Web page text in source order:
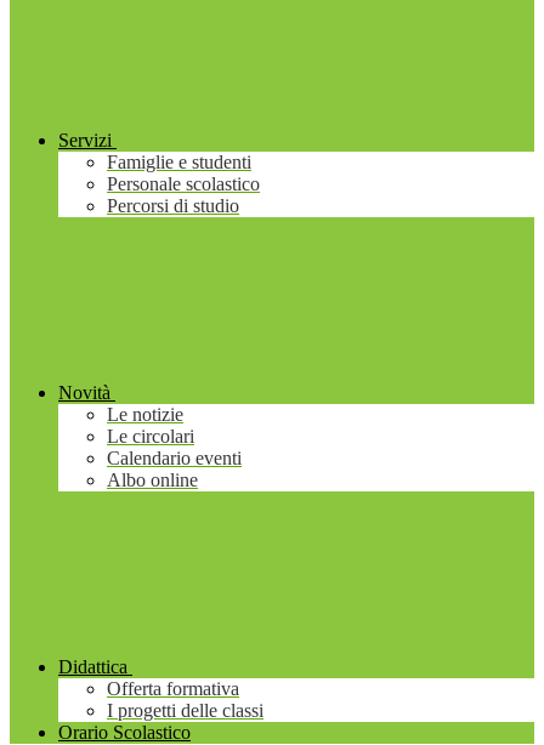
Servizi
Famiglie e studenti
Personale scolastico
Percorsi di studio
Novità
Le notizie
Le circolari
Calendario eventi
Albo online
Didattica
Offerta formativa
I progetti delle classi
Orario Scolastico